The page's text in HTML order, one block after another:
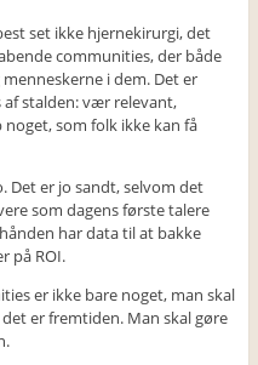
set ikke hjernekirurgi, det
communities, der både
i dem. Det er
stalden: vær relevant,
som folk ikke kan få
Det er jo sandt, selvom det
som dagens første talere
har data til at bakke
på ROI.
er ikke bare noget, man skal
er fremtiden. Man skal gøre